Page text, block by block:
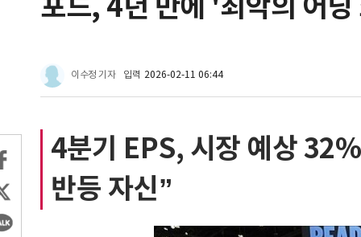
포드, 4년 만에 '최악의 어
이수정 기자 입력 2026-02-11 06:44
4분기 EPS, 시장 예상
반등 자신”